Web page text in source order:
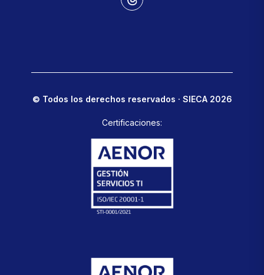
© Todos los derechos reservados · SIECA 2026
Certificaciones: